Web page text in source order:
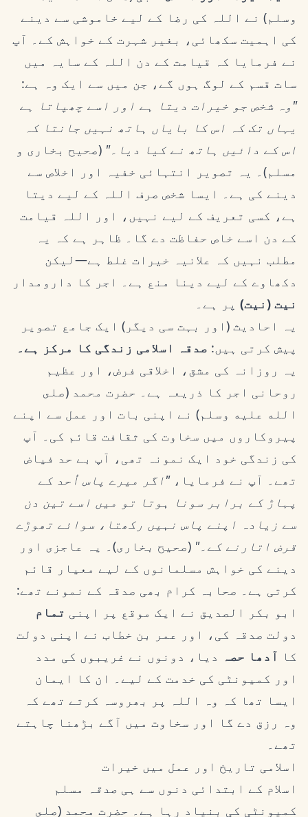
وسلم) نے اللہ کی رضا کے لیے خاموشی سے دینے
کی اہمیت سکھائی، بغیر شہرت کے خواہش کے۔ آپ
نے فرمایا کہ قیامت کے دن اللہ کے سایہ میں
سات قسم کے لوگ ہوں گے، جن میں سے ایک وہ ہے:
"وہ شخص جو خیرات دیتا ہے اور اسے چھپاتا ہے
یہاں تک کہ اس کا بایاں ہاتھ نہیں جانتا کہ
اس کے دائیں ہاتھ نے کیا دیا۔" (صحیح بخاری و
مسلم)۔ یہ تصویر انتہائی خفیہ اور اخلاص سے
دینے کی ہے۔ ایسا شخص صرف اللہ کے لیے دیتا
ہے، کسی تعریف کے لیے نہیں، اور اللہ قیامت
کے دن اسے خاص حفاظت دے گا۔ ظاہر ہے کہ یہ
مطلب نہیں کہ علانیہ خیرات غلط ہے—لیکن
دکھاوے کے لیے دینا منع ہے۔ اجر کا دارومدار
نیت (نیت) پر ہے۔
یہ احادیث (اور بہت سی دیگر) ایک جامع تصویر
پیش کرتی ہیں: صدقہ اسلامی زندگی کا مرکز ہے۔
یہ روزانہ کی مشق، اخلاقی فرض، اور عظیم
روحانی اجر کا ذریعہ ہے۔ حضرت محمد (صلى
الله عليه وسلم) نے اپنی بات اور عمل سے اپنے
پیروکاروں میں سخاوت کی ثقافت قائم کی۔ آپ
کی زندگی خود ایک نمونہ تھی، آپ بے حد فیاض
تھے۔ آپ نے فرمایا،"اگر میرے پاس اُحد کے
پہاڑ کے برابر سونا ہوتا تو میں اسے تین دن
سے زیادہ اپنے پاس نہیں رکھتا، سوائے تھوڑے
قرض اتارنے کے۔" (صحیح بخاری)۔ یہ عاجزی اور
دینے کی خواہش مسلمانوں کے لیے معیار قائم
کرتی ہے۔ صحابہ کرام بھی صدقہ کے نمونے تھے:
ابو بکر الصدیق نے ایک موقع پر اپنی تمام
دولت صدقہ کی، اور عمر بن خطاب نے اپنی دولت
کا آدھا حصہ دیا، دونوں نے غریبوں کی مدد
اور کمیونٹی کی خدمت کے لیے۔ ان کا ایمان
ایسا تھا کہ وہ اللہ پر بھروسہ کرتے تھے کہ
وہ رزق دے گا اور سخاوت میں آگے بڑھنا چاہتے
تھے۔
اسلامی تاریخ اور عمل میں خیرات
اسلام کے ابتدائی دنوں سے ہی صدقہ مسلم
کمیونٹی کی بنیاد رہا ہے۔ حضرت محمد (صلى